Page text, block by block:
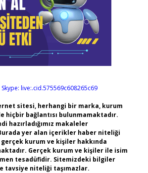
Skype: live:.cid.575569c608265c69
sitesi, herhangi bir marka, kurum
hiçbir bağlantısı bulunmamaktadır.
hazırladığımız makaleler
yer alan içerikler haber niteliği
kurum ve kişiler hakkında
Gerçek kurum ve kişiler ile isim
tesadüfidir. Sitemizdeki bilgiler
tavsiye niteliği taşımazlar.